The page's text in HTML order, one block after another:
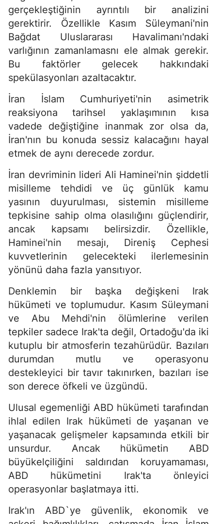
gerçekleştiğinin ayrıntılı bir analizini
gerektirir. Özellikle Kasım Süleymani'nin
Bağdat Uluslararası Havalimanı'ndaki
varlığının zamanlamasnı ele almak gerekir.
Bu faktörler gelecek hakkındaki
spekülasyonları azaltacaktır.
İran İslam Cumhuriyeti'nin asimetrik
reaksiyona tarihsel yaklaşımının kısa
vadede değiştiğine inanmak zor olsa da,
İran'nın bu konuda sessiz kalacağını hayal
etmek de aynı derecede zordur.
İran devriminin lideri Ali Haminei'nin şiddetli
misilleme tehdidi ve üç günlük kamu
yasının duyurulması, sistemin misilleme
tepkisine sahip olma olasılığını güçlendirir,
ancak kapsamı belirsizdir. Özellikle,
Haminei'nin mesajı, Direniş Cephesi
kuvvetlerinin gelecekteki ilerlemesinin
yönünü daha fazla yansıtıyor.
Denklemin bir başka değişkeni Irak
hükümeti ve toplumudur. Kasım Süleymani
ve Abu Mehdi'nin ölümlerine verilen
tepkiler sadece Irak'ta değil, Ortadoğu'da iki
kutuplu bir atmosferin tezahürüdür. Bazıları
durumdan mutlu ve operasyonu
destekleyici bir tavır takınırken, bazıları ise
son derece öfkeli ve üzgündü.
Ulusal egemenliği ABD hükümeti tarafından
ihlal edilen Irak hükümeti de yaşanan ve
yaşanacak gelişmeler kapsamında etkili bir
unsurdur. Ancak hükümetin ABD
büyükelçiliğini saldırıdan koruyamaması,
ABD hükümetini Irak'ta önleyici
operasyonlar başlatmaya itti.
Irak'ın ABD`ye güvenlik, ekonomik ve